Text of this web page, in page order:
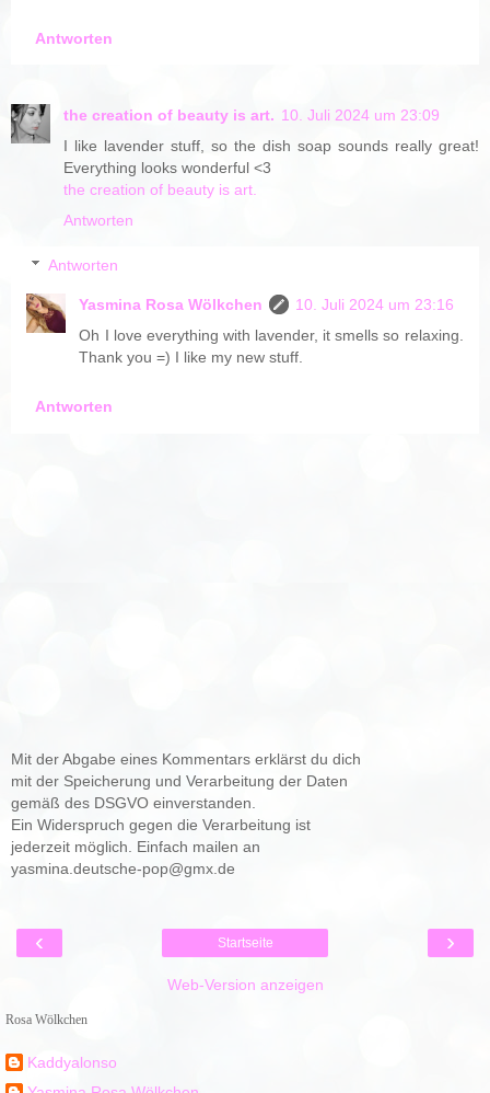
Antworten
the creation of beauty is art. 10. Juli 2024 um 23:09
I like lavender stuff, so the dish soap sounds really great!
Everything looks wonderful <3
the creation of beauty is art.
Antworten
Antworten
Yasmina Rosa Wölkchen
10. Juli 2024 um 23:16
Oh I love everything with lavender, it smells so relaxing.
Thank you =) I like my new stuff.
Antworten
Mit der Abgabe eines Kommentars erklärst du dich
mit der Speicherung und Verarbeitung der Daten
gemäß des DSGVO einverstanden.
Ein Widerspruch gegen die Verarbeitung ist
jederzeit möglich. Einfach mailen an
yasmina.deutsche-pop@gmx.de
‹ ›
Startseite
Web-Version anzeigen
Rosa Wölkchen
Kaddyalonso